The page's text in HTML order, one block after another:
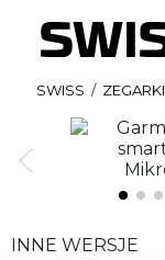
SWISS / ZEGARKI
INNE WERSJE